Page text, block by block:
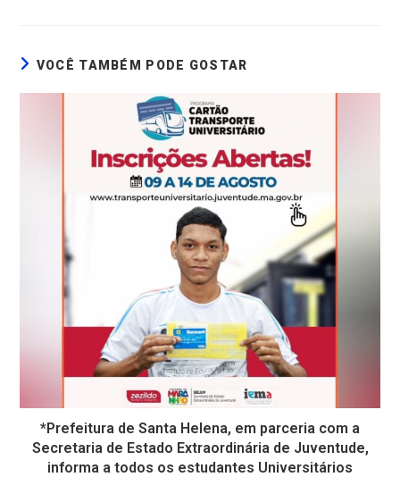
VOCÊ TAMBÉM PODE GOSTAR
*Prefeitura de Santa Helena, em parceria com a
Secretaria de Estado Extraordinária de Juventude,
informa a todos os estudantes Universitários